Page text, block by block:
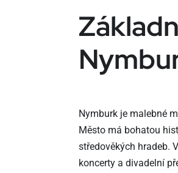
Nymburk je malebné
Město má bohatou
středověkých hradeb.
koncerty a divadelní